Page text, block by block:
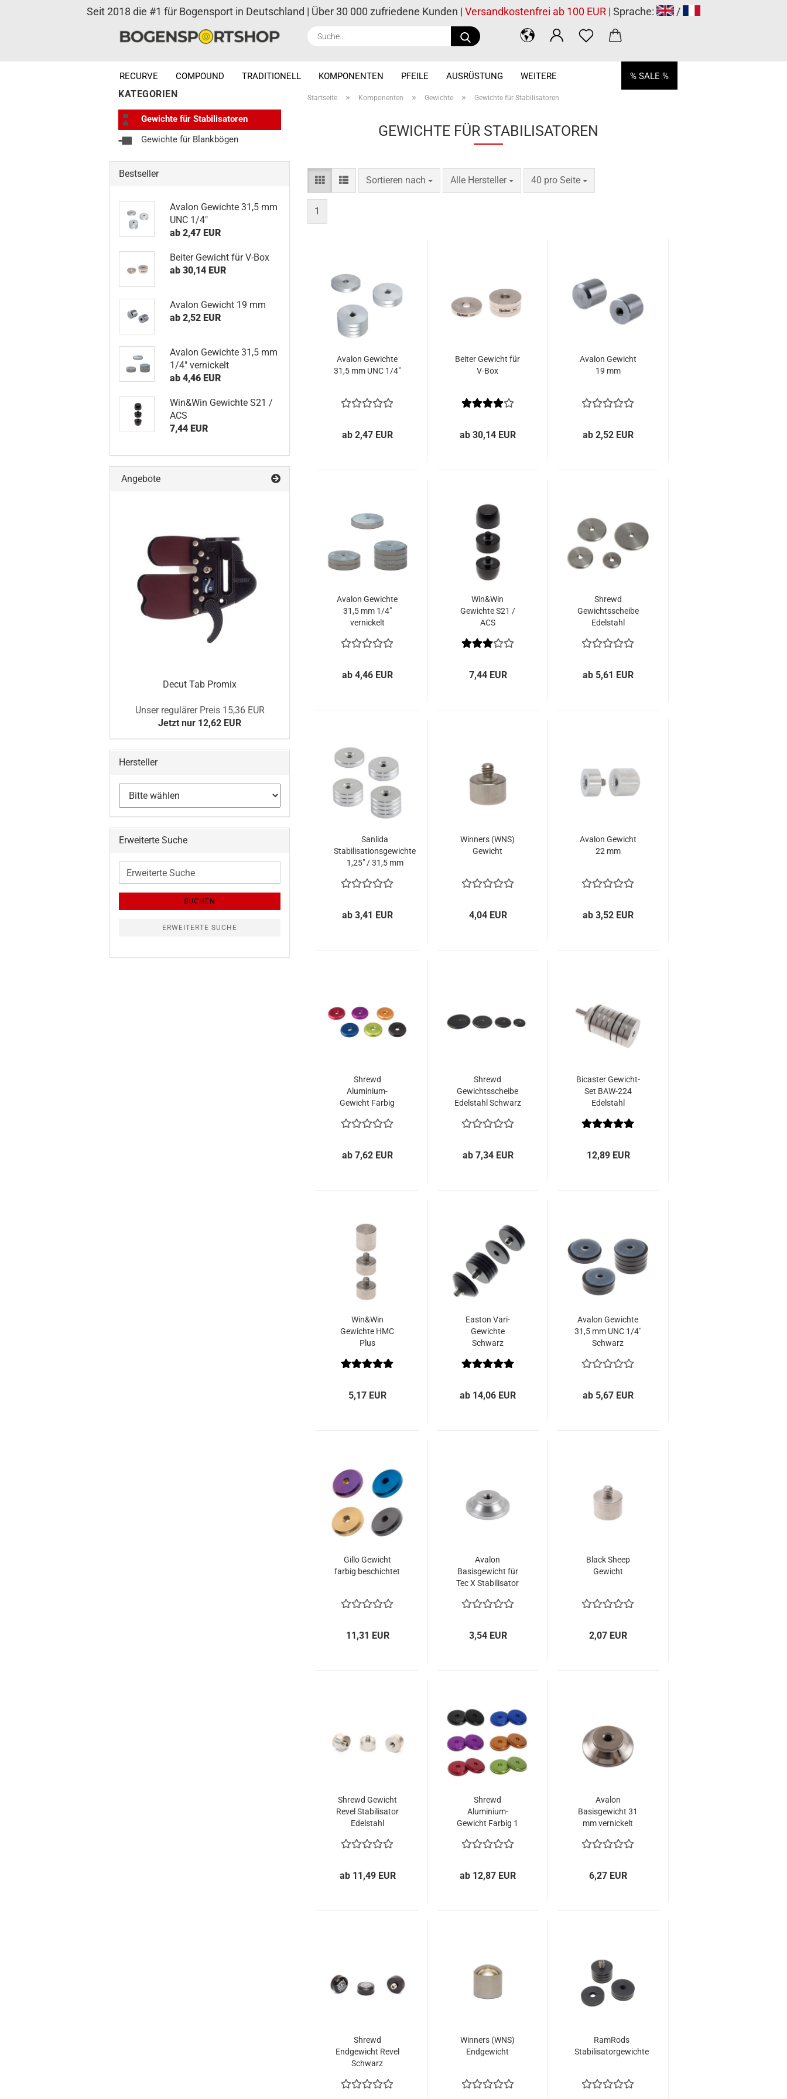
Suche...
Seit 2018 die #1 für Bogensport in Deutschland | Über 30 000 zufriedene Kunden | Versandkostenfrei ab 100 EUR | Sprache: /
RECURVE COMPOUND TRADITIONELL KOMPONENTEN PFEILE AUSRÜSTUNG % SALE %
WEITERE
Startseite » Komponenten » Gewichte » Gewichte für Stabilisatoren
GEWICHTE FÜR STABILISATOREN
Sortieren nach
Sortieren nach Alle Hersteller
pro Seite 40 pro Seite
pro Seite
1
Avalon Gewichte
31,5 mm UNC 1/4"
ab 2,47 EUR
Beiter Gewicht für
V-Box
ab 30,14 EUR
Avalon Gewicht
19 mm
ab 2,52 EUR
Avalon Gewichte
31,5 mm 1/4"
vernickelt
ab 4,46 EUR
Win&Win
Gewichte S21 /
ACS
7,44 EUR
Shrewd
Gewichtsscheibe
Edelstahl
ab 5,61 EUR
Sanlida
Stabilisationsgewichte
1,25" / 31,5 mm
ab 3,41 EUR
Winners (WNS)
Gewicht
4,04 EUR
Avalon Gewicht
22 mm
ab 3,52 EUR
Shrewd
Aluminium-
Gewicht Farbig
ab 7,62 EUR
Shrewd
Gewichtsscheibe
Edelstahl Schwarz
ab 7,34 EUR
Bicaster Gewicht-
Set BAW-224
Edelstahl
12,89 EUR
Win&Win
Gewichte HMC
Plus
5,17 EUR
Easton Vari-
Gewichte
Schwarz
ab 14,06 EUR
Avalon Gewichte
31,5 mm UNC 1/4"
Schwarz
ab 5,67 EUR
Gillo Gewicht
farbig beschichtet
11,31 EUR
Avalon
Basisgewicht für
Tec X Stabilisator
3,54 EUR
Black Sheep
Gewicht
2,07 EUR
Shrewd Gewicht
Revel Stabilisator
Edelstahl
ab 11,49 EUR
Shrewd
Aluminium-
Gewicht Farbig 1
ab 12,87 EUR
Avalon
Basisgewicht 31
mm vernickelt
6,27 EUR
Shrewd
Endgewicht Revel
Schwarz
Winners (WNS)
Endgewicht
RamRods
Stabilisatorgewichte
KATEGORIEN
Gewichte für Stabilisatoren
Gewichte für Blankbögen
Bestseller
Avalon Gewichte 31,5 mm
UNC 1/4"
ab 2,47 EUR
Beiter Gewicht für V-Box
ab 30,14 EUR
Avalon Gewicht 19 mm
ab 2,52 EUR
Avalon Gewichte 31,5 mm
1/4" vernickelt
ab 4,46 EUR
Win&Win Gewichte S21 /
ACS
7,44 EUR
Angebote
Decut Tab Promix
Unser regulärer Preis 15,36 EUR
Jetzt nur 12,62 EUR
Hersteller
Erweiterte Suche
Erweiterte
SUCHEN
ERWEITERTE SUCHE